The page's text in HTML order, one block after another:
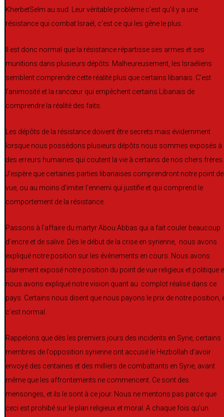
KherbetSelm au sud. Leur véritable problème c’est qu’il y a une
résistance qui combat Israël, c’est ce qui les gêne le plus.
Il est donc normal que la résistance répartisse ses armes et ses
munitions dans plusieurs dépôts. Malheureusement, les Israéliens
semblent comprendre cette réalité plus que certains libanais. C’est
l’animosité et la rancœur qui empêchent certains Libanais de
comprendre la réalité des faits.
Les dépôts de la résistance doivent être secrets mais évidemment
lorsque nous possédons plusieurs dépôts nous sommes exposés à
des erreurs humaines qui coutent la vie à certains de nos chers frères.
J’espère que certaines parties libanaises comprendront notre point de
vue, ou au moins d’imiter l’ennemi qui justifie et qui comprend le
comportement de la résistance.
Passons à l’affaire du martyr Abou Abbas qui a fait couler beaucoup
d’encre et de salive. Dès le début de la crise en syrienne, nous avons
expliqué notre position sur les évènements en cours. Nous avons
clairement exposé notre position du point de vue religieux et politique
nous avons expliqué notre vision quant au complot réalisé dans ce
pays. Certains nous disent que nous payons le prix de notre position,
c’est normal.
Rappelons que dès les premiers jours des incidents en Syrie, certains
membres de l’opposition syrienne ont accusé le Hezbollah d’avoir
envoyé des centaines et des milliers de combattants en Syrie, avant
même que les affrontements ne commencent. Ce sont des
mensonges, et ils le sont à ce jour. Nous ne mentons pas parce que
ceci est prohibé sur le plan religieux et moral. A chaque fois qu’un